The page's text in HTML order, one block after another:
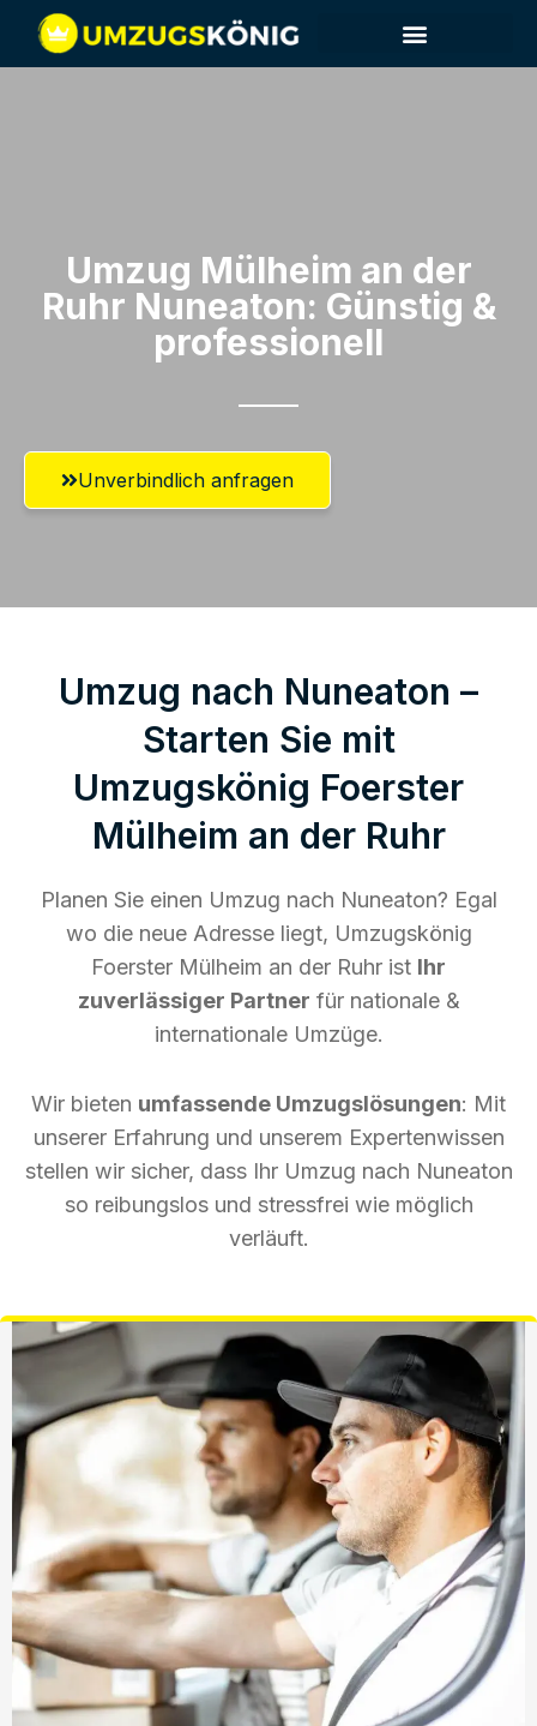
Umzug Mülheim an der
Ruhr​ Nuneaton: Günstig &
professionell​
Unverbindlich anfragen
Umzug nach Nuneaton –
Starten Sie mit
Umzugskönig Foerster
Mülheim an der Ruhr
Planen Sie einen Umzug nach Nuneaton? Egal
wo die neue Adresse liegt, Umzugskönig
Foerster Mülheim an der Ruhr ist Ihr
zuverlässiger Partner für nationale &
internationale Umzüge.
Wir bieten umfassende Umzugslösungen: Mit
unserer Erfahrung und unserem Expertenwissen
stellen wir sicher, dass Ihr Umzug nach Nuneaton
so reibungslos und stressfrei wie möglich
verläuft.